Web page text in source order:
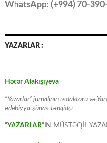
WhatsApp: (+994) 70-
YAZARLAR :
Həcər Atakişiyeva
“Yazarlar” jurnalının redaktoru və
ədəbiyyatşünas-tənqidçı
“YAZARLAR“IN MÜSTƏQİL